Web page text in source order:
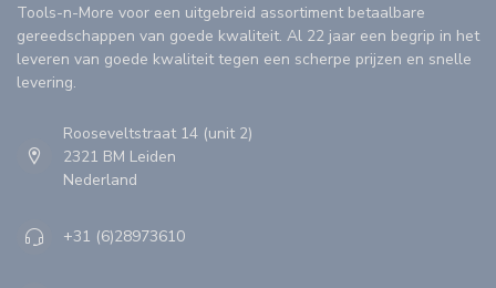
Tools-n-More voor een uitgebreid assortiment betaalbare
gereedschappen van goede kwaliteit. Al 22 jaar een begrip in het
leveren van goede kwaliteit tegen een scherpe prijzen en snelle
levering.
Rooseveltstraat 14 (unit 2)
2321 BM Leiden
Nederland
+31 (6)28973610